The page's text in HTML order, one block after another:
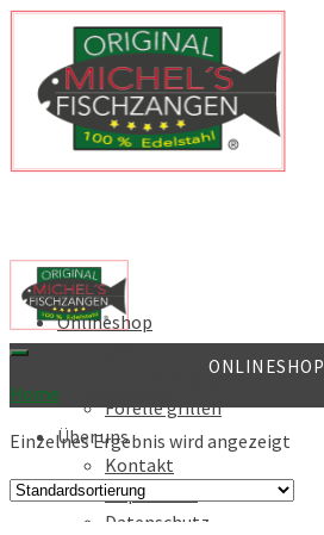
Home
Onlineshop
Fisch grillen
Fisch richtig grillen
Forelle grillen
Über uns
Kontakt
Impressum
Datenschutz
ONLINESHOP
Home
Einzelnes Ergebnis wird angezeigt